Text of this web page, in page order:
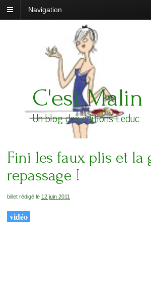
Navigation
C'est Malin
Un blog des éditions Leduc
Fini les faux plis et la
repassage !
billet rédigé le 12 juin 2011
vidéo